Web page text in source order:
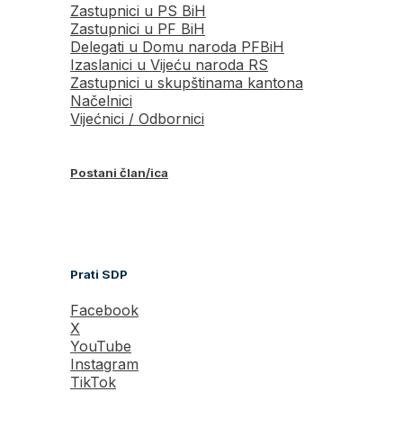
Zastupnici u PS BiH
Zastupnici u PF BiH
Delegati u Domu naroda PFBiH
Izaslanici u Vijeću naroda RS
Zastupnici u skupštinama kantona
Načelnici
Vijećnici / Odbornici
Postani član/ica
Prati SDP
Facebook
X
YouTube
Instagram
TikTok